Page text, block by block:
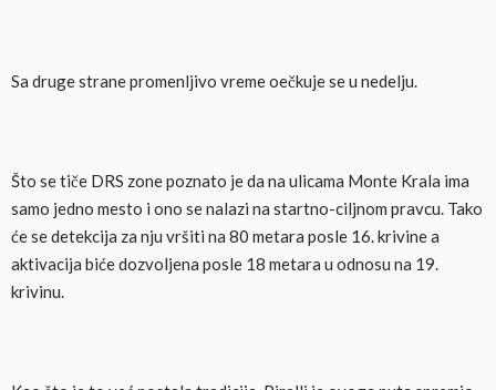
Sa druge strane promenljivo vreme oečkuje se u nedelju.
Što se tiče DRS zone poznato je da na ulicama Monte Krala ima
samo jedno mesto i ono se nalazi na startno-ciljnom pravcu. Tako
će se detekcija za nju vršiti na 80 metara posle 16. krivine a
aktivacija biće dozvoljena posle 18 metara u odnosu na 19.
krivinu.